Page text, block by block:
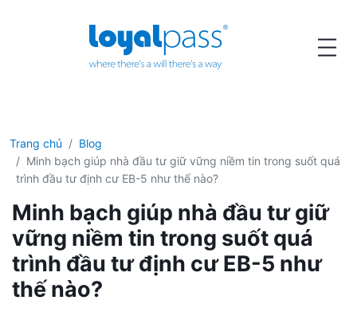
Trang chủ
Blog
Minh bạch giúp nhà đầu tư giữ vững niềm tin trong suốt quá
trình đầu tư định cư EB-5 như thế nào?
Minh bạch giúp nhà đầu tư giữ
vững niềm tin trong suốt quá
trình đầu tư định cư EB-5 như
thế nào?